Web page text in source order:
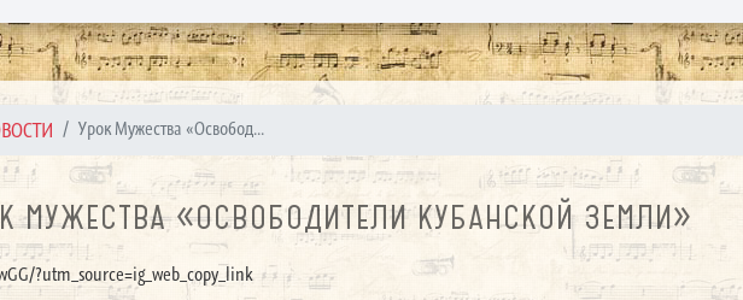
Урок Мужества «Освобод...
МУЖЕСТВА «ОСВОБОДИТЕЛИ КУБАНСКОЙ ЗЕМЛИ»
?utm_source=ig_web_copy_link